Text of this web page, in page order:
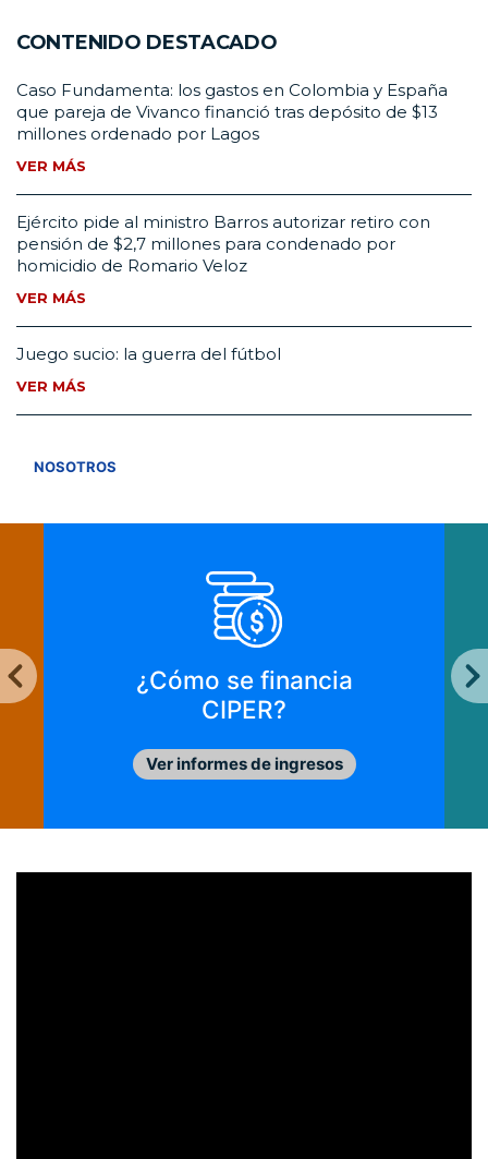
CONTENIDO DESTACADO
Caso Fundamenta: los gastos en Colombia y España
que pareja de Vivanco financió tras depósito de $13
millones ordenado por Lagos
VER MÁS
Ejército pide al ministro Barros autorizar retiro con
pensión de $2,7 millones para condenado por
homicidio de Romario Veloz
VER MÁS
Juego sucio: la guerra del fútbol
VER MÁS
NOSOTROS
¿Cómo se financia
CIPER?
Ver informes de ingresos